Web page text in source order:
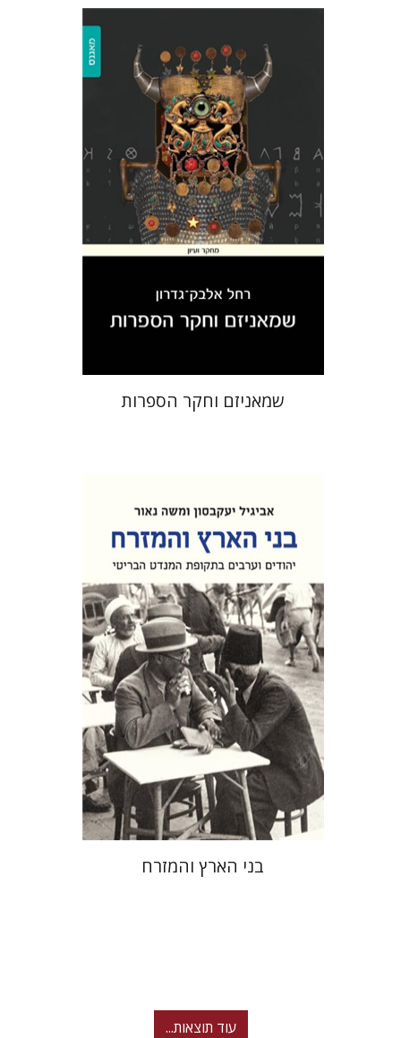
רחל אלבק-גדרון
הנחת אתר ספר מודפס
$35
$32
שמאניזם וחקר הספרות
אביגיל יעקבסון
משה נאור
דורון מגן
הנחת אתר ספר מודפס
$35
$32
בני הארץ והמזרח
עוד תוצאות...